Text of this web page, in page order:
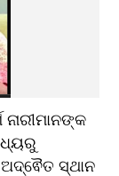
ସ୍ଥାନ